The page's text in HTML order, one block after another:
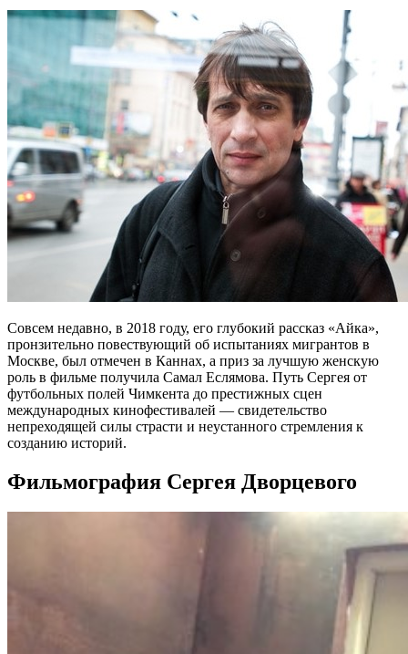
Совсем недавно, в 2018 году, его глубокий рассказ «Айка»,
пронзительно повествующий об испытаниях мигрантов в
Москве, был отмечен в Каннах, а приз за лучшую женскую
роль в фильме получила Самал Еслямова. Путь Сергея от
футбольных полей Чимкента до престижных сцен
международных кинофестивалей — свидетельство
непреходящей силы страсти и неустанного стремления к
созданию историй.
Фильмография Сергея Дворцевого